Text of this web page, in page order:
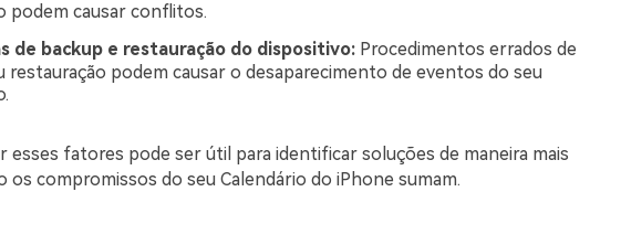
podem causar conflitos.
de backup e restauração do dispositivo:Procedimentos errados de
restauração podem causar o desaparecimento de eventos do seu
esses fatores pode ser útil para identificar soluções de maneira mais
os compromissos do seu Calendário do iPhone sumam.